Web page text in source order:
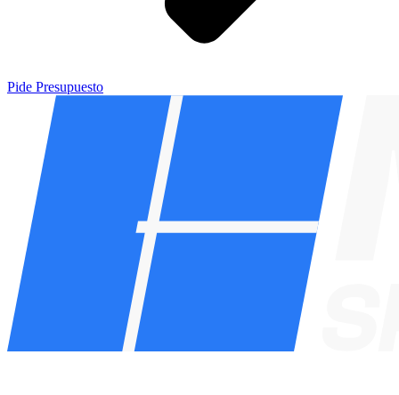
Pide Presupuesto